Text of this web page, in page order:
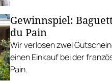
Gewinnspiel:
du Pain
Wir verlosen zwei
einen Einkauf bei der
Pain.